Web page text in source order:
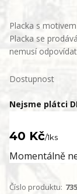
Placka s
Placka se
nemusí
Dostupnost
Nejsme plátci
40 Kč/1ks
Momentálně
Číslo produktu: